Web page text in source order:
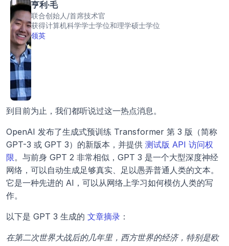
亨利·毛
联合创始人/首席技术官
获得计算机科学学士学位和理学硕士学位
领英
到目前为止，我们都听说过这一热点消息。
OpenAI 发布了生成式预训练 Transformer 第 3 版（简称
GPT-3 或 GPT 3）的新版本，并提供 测试版 API 访问权
限。与前身 GPT 2 非常相似，GPT 3 是一个大型深度神经
网络，可以自动生成足够真实、足以愚弄普通人类的文本。
它是一种先进的 AI，可以从网络上学习如何模仿人类的写
作。
以下是 GPT 3 生成的 文章摘录 ：
在第二次世界大战后的几年里，西方世界的经济，特别是欧